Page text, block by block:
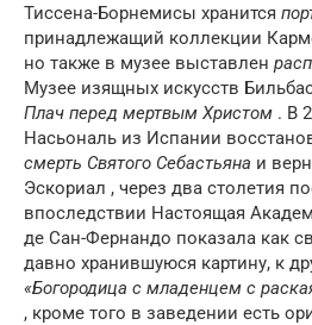
Тиссена-Борнемисы хранится
принадлежащий коллекции
но также в музее выставлен
Музее изящных искусств
Плач перед мертвым Христом . В
Насьональ из Испании
смерть Святого Себастьяна и
Эскориал , через два столетия
впоследствии Настоящая
де Сан-Фернандо показала как
давно хранившуюся картину, к
«Богородица с младенцем с
, кроме того в заведении есть